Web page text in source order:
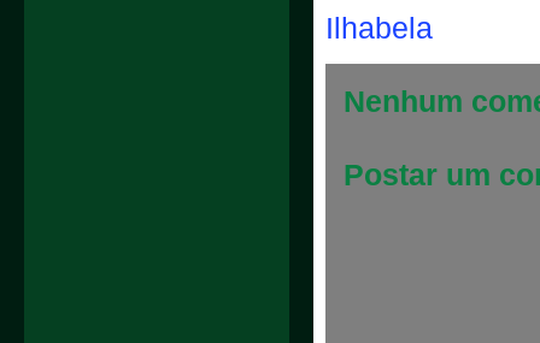
Ilhabela
Nenhum
Postar um